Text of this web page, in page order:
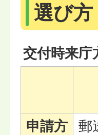
選び方
交付時来庁
申請方
郵